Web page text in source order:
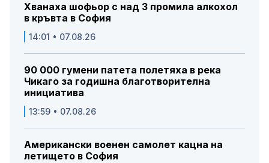
Хванаха шофьор с над 3 промила алкохол
в кръвта в София
14:01 • 07.08.26
90 000 гумени патета полетяха в река
Чикаго за годишна благотворителна
инициатива
13:59 • 07.08.26
Американски военен самолет кацна на
летището в София